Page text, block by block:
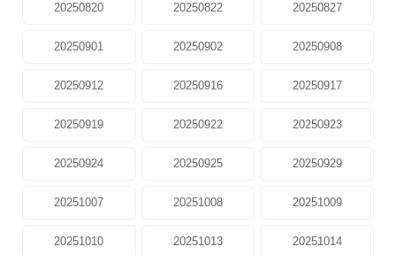
20250820 20250822 20250827
20250901 20250902 20250908
20250912 20250916 20250917
20250919 20250922 20250923
20250924 20250925 20250929
20251007 20251008 20251009
20251010 20251013 20251014